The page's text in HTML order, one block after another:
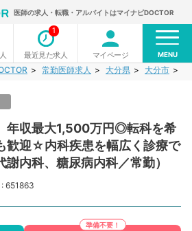
医師の求人・転職・アルバイトはマイナビDOCTOR
最近見た求人
1
マイページ MENU
常勤医師求人 大分県 大分市
年収最大1,500万円◎転科を希
歓迎☆内科疾患を幅広く診療で
内科、糖尿病内科／常勤）
651863